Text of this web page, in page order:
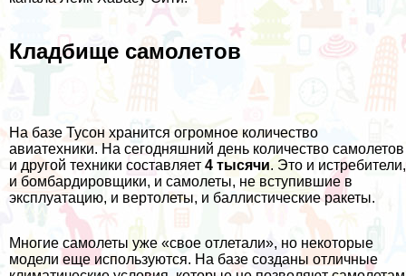
Кладбище самолетов
На базе Тусон хранится огромное количество
авиатехники. На сегодняшний день количество самолетов
и другой техники составляет 4 тысячи. Это и истребители,
и бомбардировщики, и самолеты, не вступившие в
эксплуатацию, и вертолеты, и баллистические ракеты.
Многие самолеты уже «свое отлетали», но некоторые
модели еще используются. На базе созданы отличные